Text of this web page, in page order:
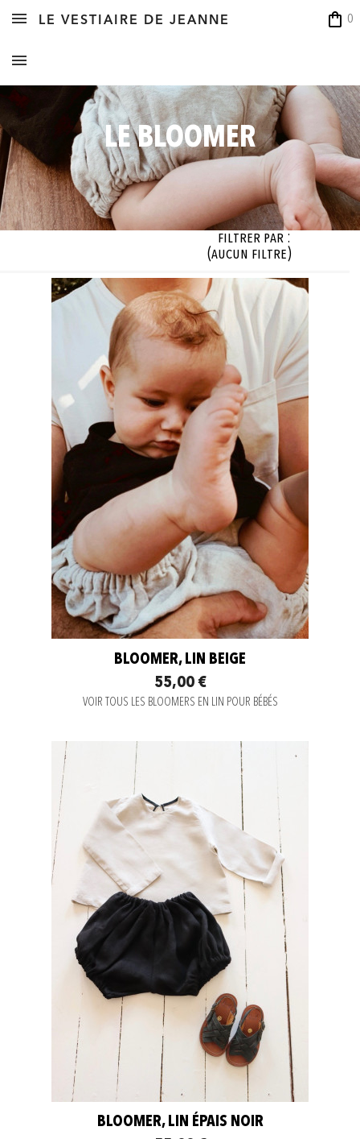
shopping_bag 0
LE VESTIAIRE DE JEANNE
LE BLOOMER
Filtrer par :
(aucun filtre)


 Matières


(aucun filtre) Coloris
(aucun filtre)
BLOOMER, LIN BEIGE
55,00 €
VOIR TOUS LES BLOOMERS EN LIN POUR BÉBÉS
BLOOMER, LIN ÉPAIS NOIR